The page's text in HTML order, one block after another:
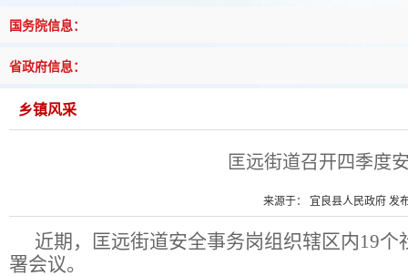
国务院信息：
省政府信息：
乡镇风采
匡远街道召开四季度
来源于： 宜良县人民政府 发
近期，匡远街道安全事务岗组织辖区内19个
署会议。